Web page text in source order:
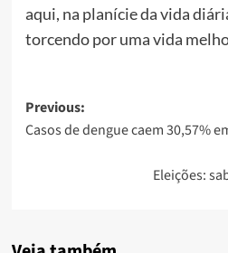
aqui, na planície da vida
torcendo por uma vida
Post
navigation
Previous:
Casos de dengue caem 30,57%
Eleições: